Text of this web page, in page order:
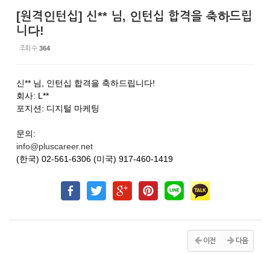
[원격인턴십] 신** 님, 인턴십 합격을 축하드립
니다!
조회 수 364
신** 님, 인턴십 합격을 축하드립니다!
회사: L**
포지션: 디지털 마케팅
문의:
info@pluscareer.net
(한국) 02-561-6306 (미국) 917-460-1419
이전 다음